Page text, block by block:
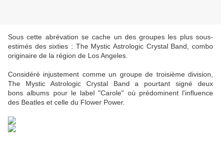
Sous cette abrévation se cache un des groupes les plus sous-
estimés des sixties : The Mystic Astrologic Crystal Band, combo
originaire de la région de Los Angeles.
Considéré injustement comme un groupe de troisième division,
The Mystic Astrologic Crystal Band a pourtant signé deux
bons albums pour le label "Carole" où prédominent l'influence
des Beatles et celle du Flower Power.